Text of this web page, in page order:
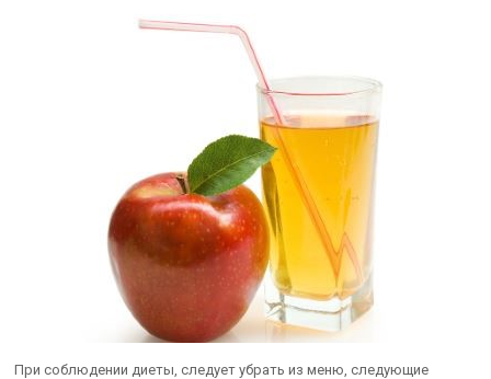
При соблюдении диеты, следует убрать из меню, следующие